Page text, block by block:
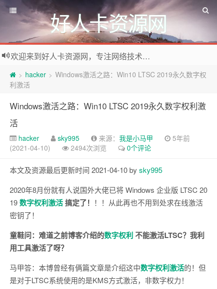
好人卡资源网
欢迎来到好人卡资源网，专注网络技术资源收集，我们不仅是网络资源的搬运工，也生产原创资源。寻找资源请留言或关注公众号:烈日下的男人
> hacker > Windows激活之路：Win10 LTSC 2019永久数字权
利激活
Windows激活之路：Win10 LTSC 2019永久数字权利激
活
hacker sky995 来源： 我是小马甲
5年前
(2021-04-10)
2494次浏览 0个评论
本文及资源最后更新时间 2021-04-10 by sky995
2020年8月份就有人说国外大佬已将 Windows 企业版 LTSC 20
19数字权利激活搞定了！ ！！从此再也不用到处求在线激活
密钥了！
童鞋问：难道之前博客介绍的数字权利不能激活LTSC？我利
用工具激活了呀？
马甲答：本博曾经有俩篇文章是介绍这中数字权利激活的！但
是对于LTSC系统使用的是KMS方式激活，非数字权力！